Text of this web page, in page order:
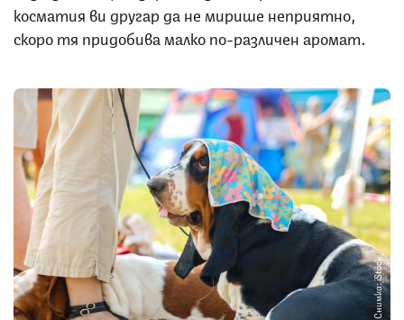
косматия ви другар да не мирише неприятно,
скоро тя придобива малко по-различен аромат.
Снимка: iStock